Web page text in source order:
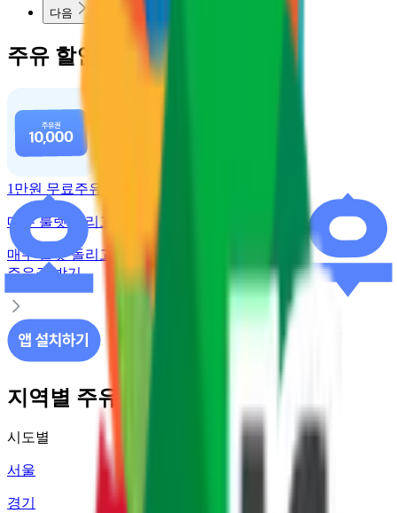
다음
주유 할인 혜택
1만원 무료주유
매주 룰렛 돌리고 주유권 받기
매주 룰렛 돌리고
주유권 받기
지역별 주유소 가격 정보
시도별
서울
경기